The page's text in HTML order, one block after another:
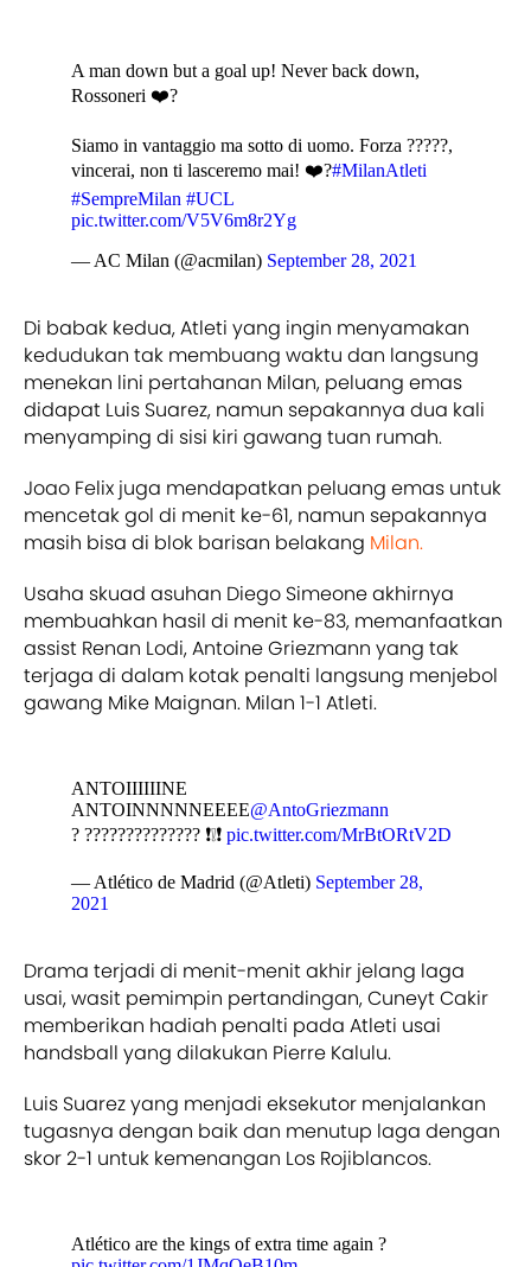
A man down but a goal up! Never back down,
Rossoneri ❤️?
Siamo in vantaggio ma sotto di uomo. Forza ?????,
vincerai, non ti lasceremo mai! ❤️?#MilanAtleti
#SempreMilan #UCL
pic.twitter.com/V5V6m8r2Yg
— AC Milan (@acmilan) September 28, 2021
Di babak kedua, Atleti yang ingin menyamakan
kedudukan tak membuang waktu dan langsung
menekan lini pertahanan Milan, peluang emas
didapat Luis Suarez, namun sepakannya dua kali
menyamping di sisi kiri gawang tuan rumah.
Joao Felix juga mendapatkan peluang emas untuk
mencetak gol di menit ke-61, namun sepakannya
masih bisa di blok barisan belakang Milan.
Usaha skuad asuhan Diego Simeone akhirnya
membuahkan hasil di menit ke-83, memanfaatkan
assist Renan Lodi, Antoine Griezmann yang tak
terjaga di dalam kotak penalti langsung menjebol
gawang Mike Maignan. Milan 1-1 Atleti.
ANTOIIIIIINE
ANTOINNNNNEEEE@AntoGriezmann
? ?????????????? ❗❕❗ pic.twitter.com/MrBtORtV2D
— Atlético de Madrid (@Atleti) September 28,
2021
Drama terjadi di menit-menit akhir jelang laga
usai, wasit pemimpin pertandingan, Cuneyt Cakir
memberikan hadiah penalti pada Atleti usai
handsball yang dilakukan Pierre Kalulu.
Luis Suarez yang menjadi eksekutor menjalankan
tugasnya dengan baik dan menutup laga dengan
skor 2-1 untuk kemenangan Los Rojiblancos.
Atlético are the kings of extra time again ?